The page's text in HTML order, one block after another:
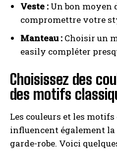
Veste : Un bon moyen
compromettre votre
Manteau : Choisir un
easily compléter
Choisissez des
des motifs
Les couleurs et les
influencent également
garde-robe. Voici